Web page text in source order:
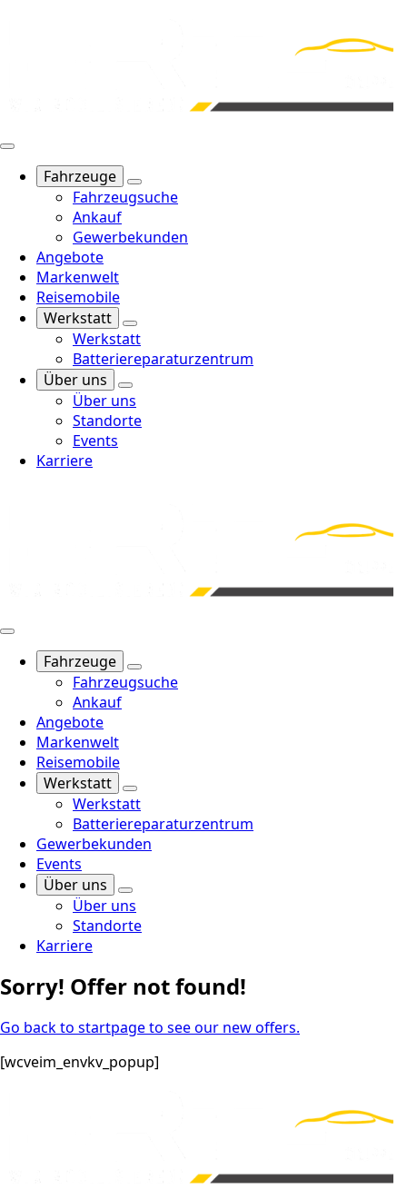
Fahrzeuge
Fahrzeugsuche
Ankauf
Gewerbekunden
Angebote
Markenwelt
Reisemobile
Werkstatt
Werkstatt
Batteriereparaturzentrum
Über uns
Über uns
Standorte
Events
Karriere
Fahrzeuge
Fahrzeugsuche
Ankauf
Angebote
Markenwelt
Reisemobile
Werkstatt
Werkstatt
Batteriereparaturzentrum
Gewerbekunden
Events
Über uns
Über uns
Standorte
Karriere
Sorry! Offer not found!
Go back to startpage to see our new offers.
[wcveim_envkv_popup]